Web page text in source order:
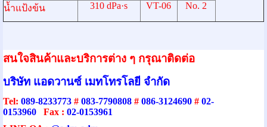
น้ำแป้งข้น 310 dPa·s VT-06 No. 2
สนใจสินค้าและบริการต่าง ๆ กรุณาติดต่อ
บริษัท แอดวานซ์ เมทโทรโลยี จำกัด
Tel: 089-8233773# 083-7790808# 086-3124690# 02-
0153960
Fax : 02-0153961